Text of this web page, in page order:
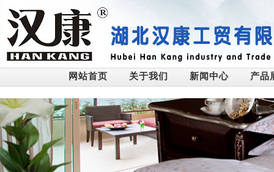
网站首页 关于我们 新闻中心 产品